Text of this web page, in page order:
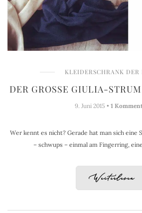
KLEIDERSCHRANK DER
DER GROSSE GIULIA-
9. Juni 2015 • 1
Wer kennt es nicht? Gerade hat man sich eine
– schwups – einmal am Fingerring,
Weiterlesen